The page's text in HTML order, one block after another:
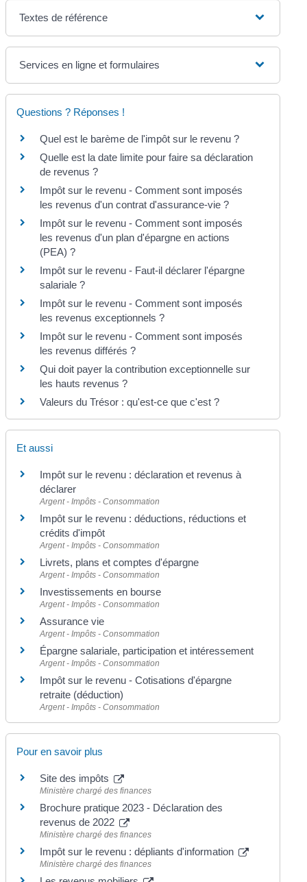
Textes de référence
Services en ligne et formulaires
Questions ? Réponses !
Quel est le barème de l'impôt sur le revenu ?
Quelle est la date limite pour faire sa déclaration
de revenus ?
Impôt sur le revenu - Comment sont imposés
les revenus d'un contrat d'assurance-vie ?
Impôt sur le revenu - Comment sont imposés
les revenus d'un plan d'épargne en actions
(PEA) ?
Impôt sur le revenu - Faut-il déclarer l'épargne
salariale ?
Impôt sur le revenu - Comment sont imposés
les revenus exceptionnels ?
Impôt sur le revenu - Comment sont imposés
les revenus différés ?
Qui doit payer la contribution exceptionnelle sur
les hauts revenus ?
Valeurs du Trésor : qu'est-ce que c'est ?
Et aussi
Impôt sur le revenu : déclaration et revenus à
déclarer
Argent - Impôts - Consommation
Impôt sur le revenu : déductions, réductions et
crédits d'impôt
Argent - Impôts - Consommation
Livrets, plans et comptes d'épargne
Argent - Impôts - Consommation
Investissements en bourse
Argent - Impôts - Consommation
Assurance vie
Argent - Impôts - Consommation
Épargne salariale, participation et intéressement
Argent - Impôts - Consommation
Impôt sur le revenu - Cotisations d'épargne
retraite (déduction)
Argent - Impôts - Consommation
Pour en savoir plus
Site des impôts
Ministère chargé des finances
Brochure pratique 2023 - Déclaration des
revenus de 2022
Ministère chargé des finances
Impôt sur le revenu : dépliants d'information
Ministère chargé des finances